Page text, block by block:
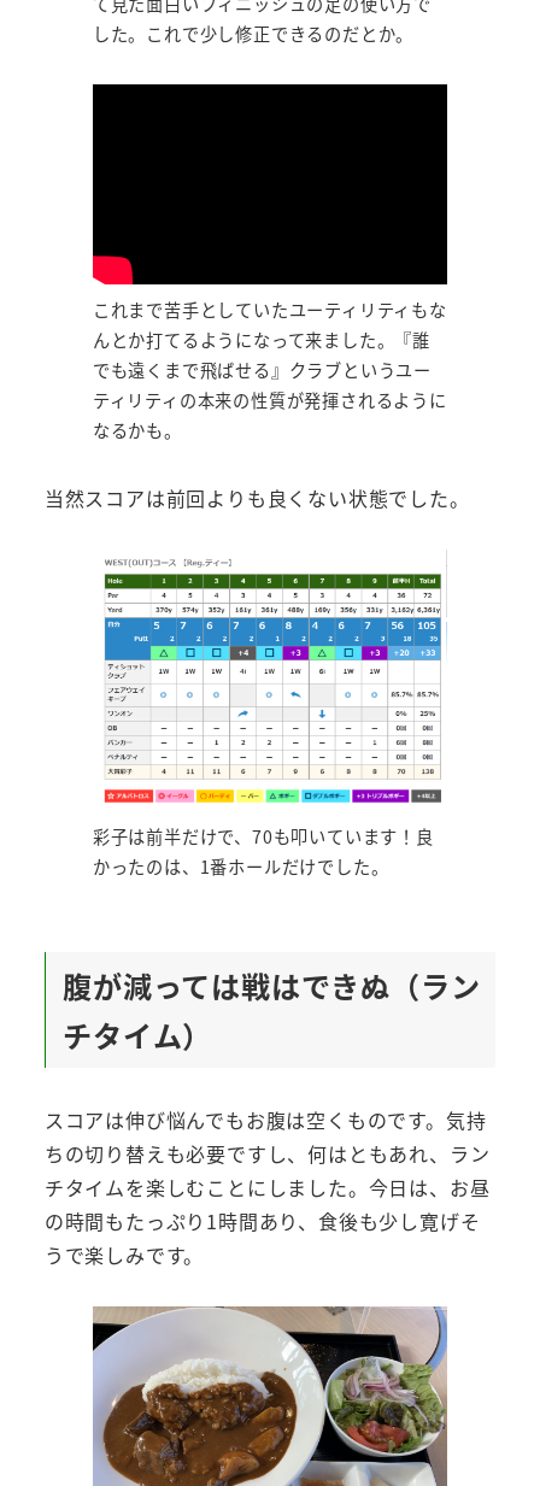
した。これで少し修正できるのだとか。
これまで苦手としていたユーティリティもな
んとか打てるようになって来ました。『誰
でも遠くまで飛ばせる』クラブというユー
ティリティの本来の性質が発揮されるように
なるかも。
当然スコアは前回よりも良くない状態でした。
彩子は前半だけで、70も叩いています！良
かったのは、1番ホールだけでした。
腹が減っては戦はできぬ（ラン
チタイム）
スコアは伸び悩んでもお腹は空くものです。気持
ちの切り替えも必要ですし、何はともあれ、ラン
チタイムを楽しむことにしました。今日は、お昼
の時間もたっぷり1時間あり、食後も少し寛げそ
うで楽しみです。